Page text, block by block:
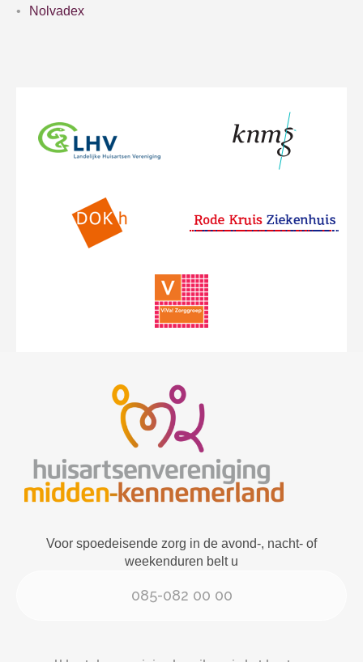
Nolvadex
Voor spoedeisende zorg in de avond-, nacht- of
weekenduren belt u
085-082 00 00